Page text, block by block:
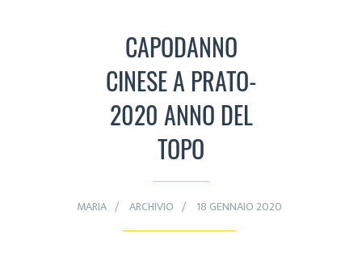
CAPODANNO
CINESE A PRATO-
2020 ANNO DEL
TOPO
MARIA ARCHIVIO 18 GENNAIO 2020